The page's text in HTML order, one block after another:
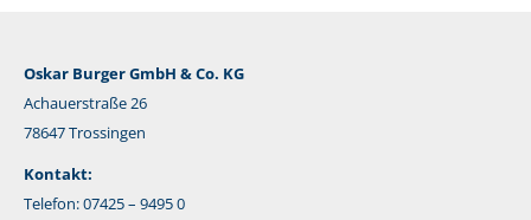
Oskar Burger GmbH & Co. KG
Achauerstraße 26
78647 Trossingen
Kontakt:
Telefon: 07425 – 9495 0